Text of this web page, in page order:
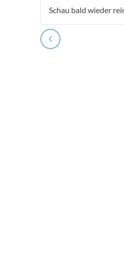
Schau bald wieder